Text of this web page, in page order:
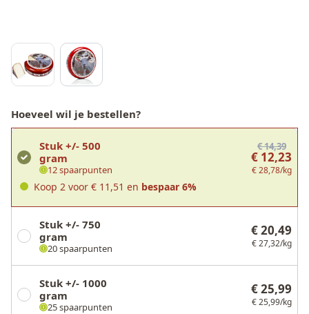
Hoeveel wil je bestellen?
Stuk +/- 500
gram
12 spaarpunten
€ 14,39
€ 12,23
€ 28,78/kg
Koop 2 voor € 11,51 en bespaar 6%
Stuk +/- 750
gram
20 spaarpunten
€ 20,49
€ 27,32/kg
Stuk +/- 1000
gram
25 spaarpunten
€ 25,99
€ 25,99/kg